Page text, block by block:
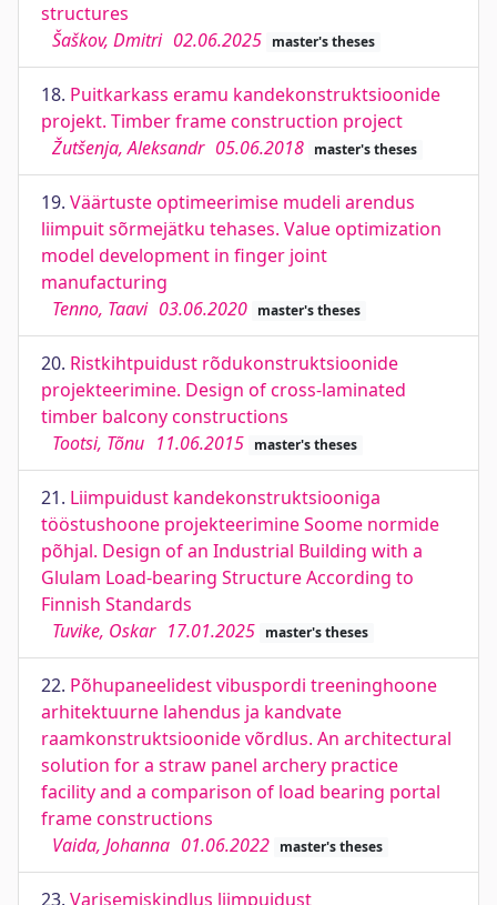
structures
Šaškov, Dmitri 02.06.2025 master's theses
18. Puitkarkass eramu kandekonstruktsioonide
projekt. Timber frame construction project
Žutšenja, Aleksandr 05.06.2018 master's theses
19. Väärtuste optimeerimise mudeli arendus
liimpuit sõrmejätku tehases. Value optimization
model development in finger joint
manufacturing
Tenno, Taavi 03.06.2020 master's theses
20. Ristkihtpuidust rõdukonstruktsioonide
projekteerimine. Design of cross-laminated
timber balcony constructions
Tootsi, Tõnu 11.06.2015 master's theses
21. Liimpuidust kandekonstruktsiooniga
tööstushoone projekteerimine Soome normide
põhjal. Design of an Industrial Building with a
Glulam Load-bearing Structure According to
Finnish Standards
Tuvike, Oskar 17.01.2025 master's theses
22. Põhupaneelidest vibuspordi treeninghoone
arhitektuurne lahendus ja kandvate
raamkonstruktsioonide võrdlus. An architectural
solution for a straw panel archery practice
facility and a comparison of load bearing portal
frame constructions
Vaida, Johanna 01.06.2022 master's theses
23. Varisemiskindlus liimpuidust